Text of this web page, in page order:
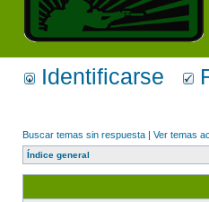
Identificarse
Buscar temas sin respuesta | Ver temas
Índice general